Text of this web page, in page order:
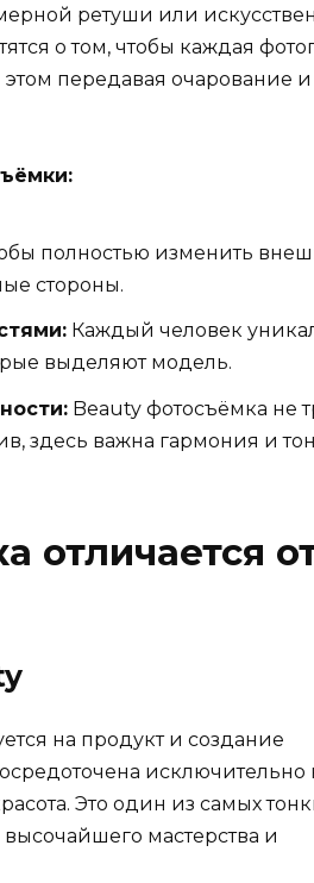
ретуши или
о том, чтобы каждая
передавая очарование и
полностью изменить
стороны.
Каждый человек
выделяют модель.
Beauty фотосъёмка не
здесь важна гармония и
отличается
на продукт и создание
исключительно
Это один из самых
мастерства и